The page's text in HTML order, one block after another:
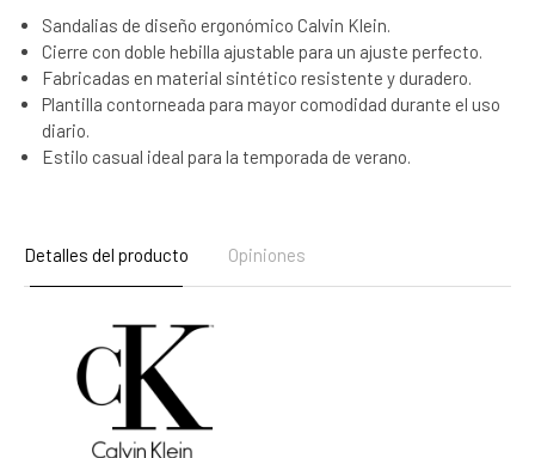
Sandalias de diseño ergonómico Calvin Klein.
Cierre con doble hebilla ajustable para un ajuste perfecto.
Fabricadas en material sintético resistente y duradero.
Plantilla contorneada para mayor comodidad durante el uso
diario.
Estilo casual ideal para la temporada de verano.
Detalles del producto Opiniones